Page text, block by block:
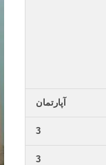
آپارتمان
3
3